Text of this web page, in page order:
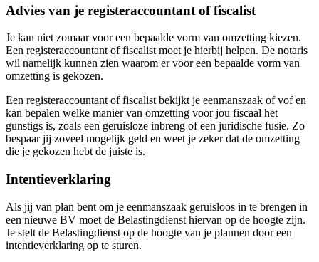
Advies van je registeraccountant of fiscalist
Je kan niet zomaar voor een bepaalde vorm van omzetting kiezen.
Een registeraccountant of fiscalist moet je hierbij helpen. De notaris
wil namelijk kunnen zien waarom er voor een bepaalde vorm van
omzetting is gekozen.
Een registeraccountant of fiscalist bekijkt je eenmanszaak of vof en
kan bepalen welke manier van omzetting voor jou fiscaal het
gunstigs is, zoals een geruisloze inbreng of een juridische fusie. Zo
bespaar jij zoveel mogelijk geld en weet je zeker dat de omzetting
die je gekozen hebt de juiste is.
Intentieverklaring
Als jij van plan bent om je eenmanszaak geruisloos in te brengen in
een nieuwe BV moet de Belastingdienst hiervan op de hoogte zijn.
Je stelt de Belastingdienst op de hoogte van je plannen door een
intentieverklaring op te sturen.